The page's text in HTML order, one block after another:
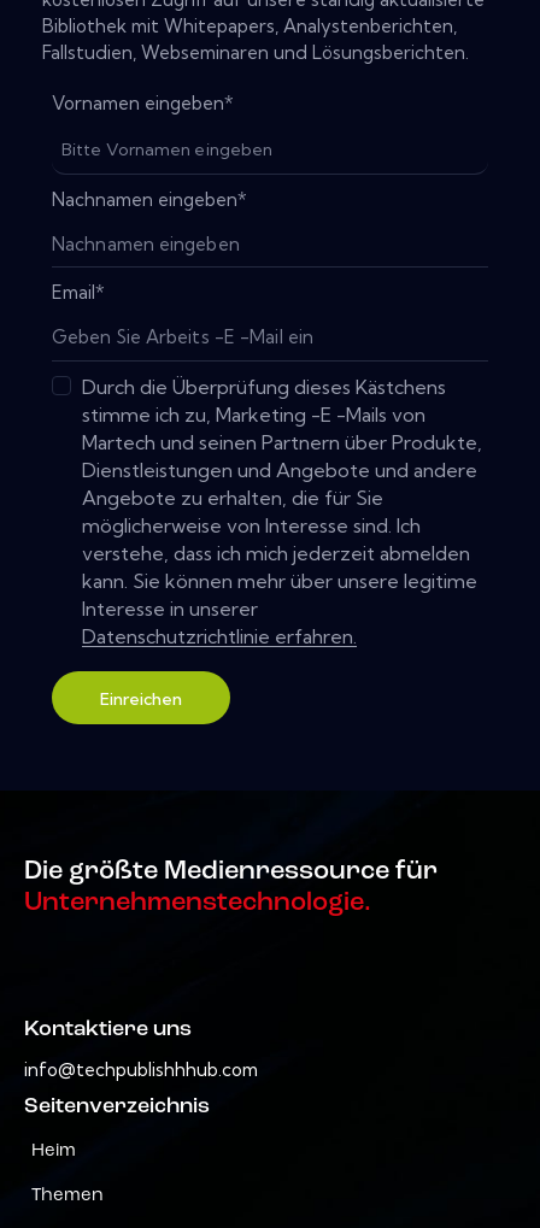
Bibliothek mit Whitepapers, Analystenberichten,
Fallstudien, Webseminaren und Lösungsberichten.
Vornamen eingeben*
Nachnamen eingeben*
Email*
Durch die Überprüfung dieses Kästchens
stimme ich zu, Marketing -E -Mails von
Martech und seinen Partnern über Produkte,
Dienstleistungen und Angebote und andere
Angebote zu erhalten, die für Sie
möglicherweise von Interesse sind. Ich
verstehe, dass ich mich jederzeit abmelden
kann. Sie können mehr über unsere legitime
Interesse in unserer
Datenschutzrichtlinie erfahren.
Einreichen
Die größte Medienressource für
Unternehmenstechnologie.
Kontaktiere uns
info@techpublishhhub.com
Seitenverzeichnis
Heim
Themen